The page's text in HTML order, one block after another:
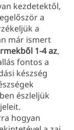
kezdetektől,
a
a
már ismert
1-4 az,
fontos a
készség
észleljük
hogyan